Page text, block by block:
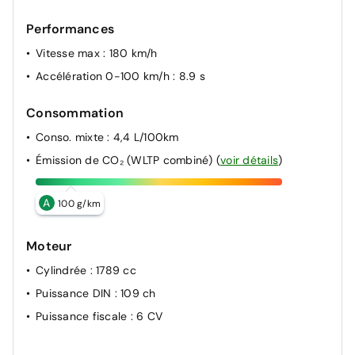
Performances
Vitesse max : 180 km/h
Accélération 0-100 km/h : 8.9 s
Consommation
Conso. mixte: 4,4 L/100km
Émission de CO₂ (WLTP combiné) (voir détails)
A 100 g/km
Moteur
Cylindrée : 1789 cc
Puissance DIN : 109 ch
Puissance fiscale : 6 CV